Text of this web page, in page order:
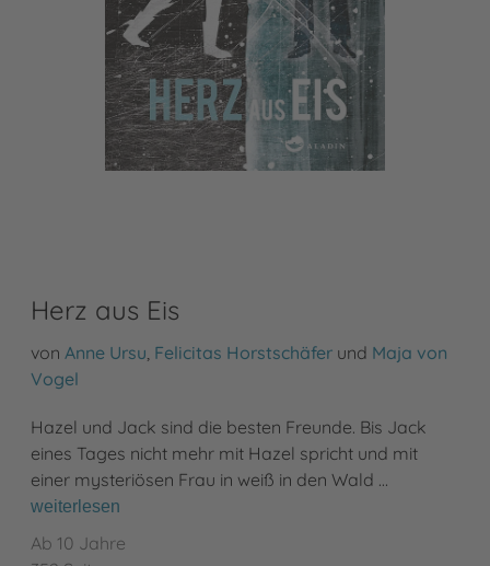
Herz aus Eis
von Anne Ursu, Felicitas Horstschäfer und Maja von
Vogel
Hazel und Jack sind die besten Freunde. Bis Jack
eines Tages nicht mehr mit Hazel spricht und mit
einer mysteriösen Frau in weiß in den Wald …
weiterlesen
Ab 10 Jahre